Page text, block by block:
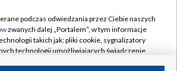
Kontakt
Kanały
podczas odwiedzania przez Ciebie naszych
zwanych dalej „Portalem”, w tym informacje
takich jak: pliki cookie, sygnalizatory
technologii umożliwiających świadczenie